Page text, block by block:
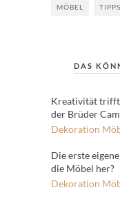
MÖBEL TIPPS
DAS
Kreativität trifft
der Brüder
Dekoration
Die erste
die Möbel her?
Dekoration